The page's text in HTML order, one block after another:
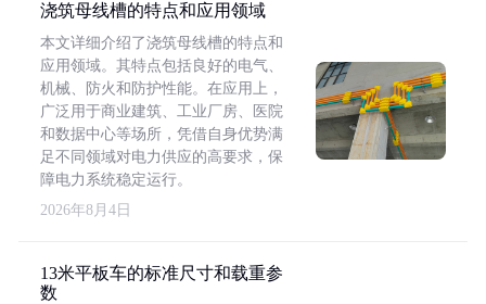
浇筑母线槽的特点和应用领域
本文详细介绍了浇筑母线槽的特点和
应用领域。其特点包括良好的电气、
机械、防火和防护性能。在应用上，
广泛用于商业建筑、工业厂房、医院
和数据中心等场所，凭借自身优势满
足不同领域对电力供应的高要求，保
障电力系统稳定运行。
2026年8月4日
13米平板车的标准尺寸和载重参
数